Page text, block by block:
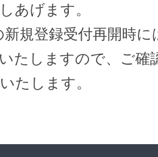
ケティング
転送
転送Plus
話・チャットは
あげます。
規登録受付再開時に
たしますので、ご確
たします。